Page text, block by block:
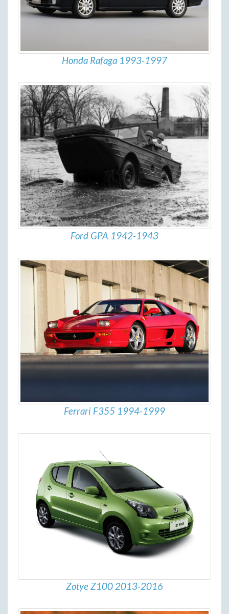
Honda Rafaga 1993-1997
Ford GPA 1942-1943
Ferrari F355 1994-1999
Zotye Z100 2013-2016